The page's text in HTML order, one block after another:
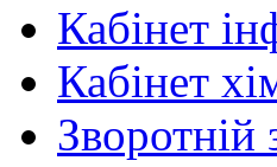
Кабінет
Кабінет
Зворотній